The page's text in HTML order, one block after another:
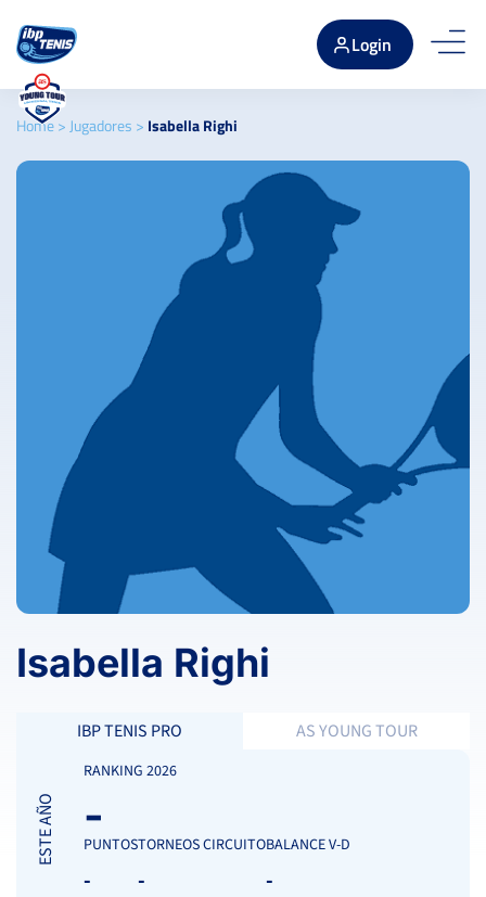
Login
Home> Jugadores > Isabella Righi
Isabella Righi
IBP TENIS PRO AS YOUNG TOUR
ESTE AÑO
RANKING 2026
-
PUNTOS
-
TORNEOS CIRCUITO
-
BALANCE V-D
-